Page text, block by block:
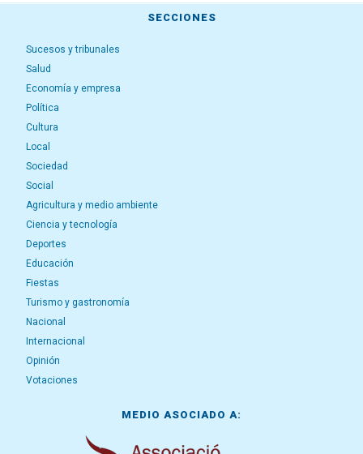
SECCIONES
Sucesos y tribunales
Salud
Economía y empresa
Política
Cultura
Local
Sociedad
Social
Agricultura y medio ambiente
Ciencia y tecnología
Deportes
Educación
Fiestas
Turismo y gastronomía
Nacional
Internacional
Opinión
Votaciones
MEDIO ASOCIADO A: